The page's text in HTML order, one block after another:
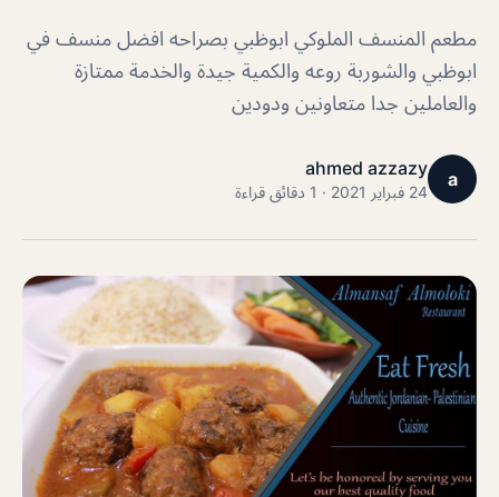
مطعم المنسف الملوكي ابوظبي بصراحه افضل منسف في
ابوظبي والشوربة روعه والكمية جيدة والخدمة ممتازة
والعاملين جدا متعاونين ودودين
a
ahmed azzazy
24 فبراير 2021 · 1 دقائق قراءة